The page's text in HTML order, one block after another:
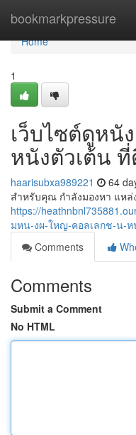
bookmarkpressure
Home
Home
1
เว็บไซต์ดูหนั
หนังตัวเต้น
haarisubxa989221 64
สำหรับคุณ กำลังมองหา แห
https://
มหน-งผ-ใหญ-คอลเลกช-น-
Comments
Comments
Submit a Comment
No HTML